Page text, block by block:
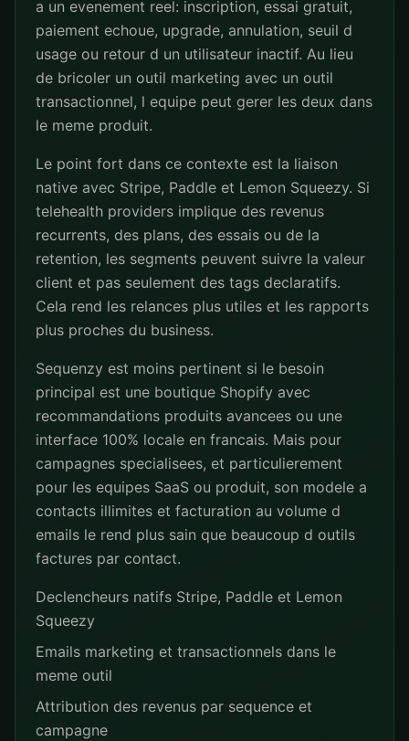
a un evenement reel: inscription, essai gratuit,
paiement echoue, upgrade, annulation, seuil d
usage ou retour d un utilisateur inactif. Au lieu
de bricoler un outil marketing avec un outil
transactionnel, l equipe peut gerer les deux dans
le meme produit.
Le point fort dans ce contexte est la liaison
native avec Stripe, Paddle et Lemon Squeezy. Si
telehealth providers implique des revenus
recurrents, des plans, des essais ou de la
retention, les segments peuvent suivre la valeur
client et pas seulement des tags declaratifs.
Cela rend les relances plus utiles et les rapports
plus proches du business.
Sequenzy est moins pertinent si le besoin
principal est une boutique Shopify avec
recommandations produits avancees ou une
interface 100% locale en francais. Mais pour
campagnes specialisees, et particulierement
pour les equipes SaaS ou produit, son modele a
contacts illimites et facturation au volume d
emails le rend plus sain que beaucoup d outils
factures par contact.
Declencheurs natifs Stripe, Paddle et Lemon
Squeezy
Emails marketing et transactionnels dans le
meme outil
Attribution des revenus par sequence et
campagne